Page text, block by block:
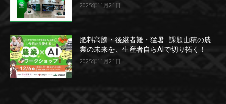
2025年11月21日
肥料高騰・後継者難・猛暑…課題山積の農
業の未来を、生産者自らAIで切り拓く！
2025年11月21日